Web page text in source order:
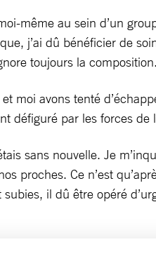
même au sein d’un
j’ai dû bénéficier de
toujours la composition.
moi avons tenté
défiguré par les forces de
sans nouvelle. Je
proches. Ce n’est
subies, il dû être opéré